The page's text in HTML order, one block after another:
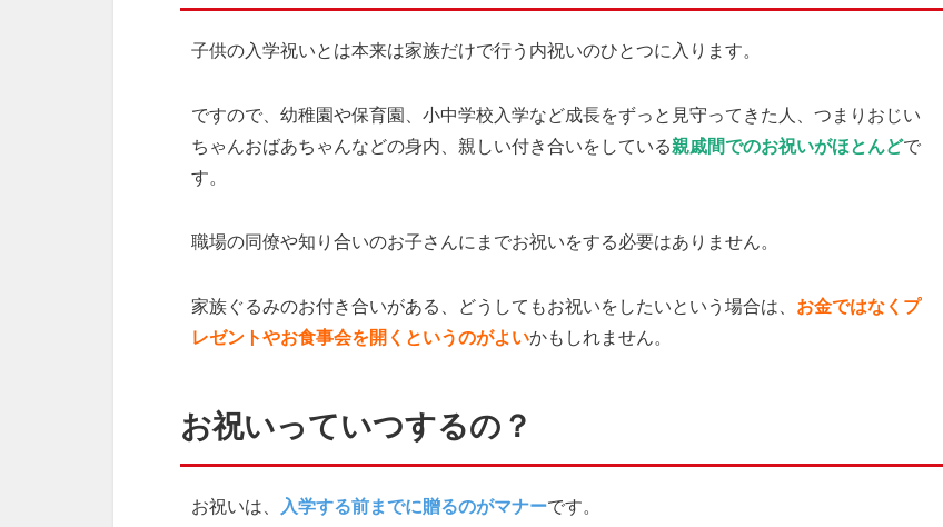
子供の入学祝いとは本来は家族だけで行う内祝いのひとつに入ります。
ですので、幼稚園や保育園、小中学校入学など成長をずっと見守ってきた人、つまりおじい
ちゃんおばあちゃんなどの身内、親しい付き合いをしている親戚間でのお祝いがほとんどで
す。
職場の同僚や知り合いのお子さんにまでお祝いをする必要はありません。
家族ぐるみのお付き合いがある、どうしてもお祝いをしたいという場合は、 お金ではなくプ
レゼントやお食事会を開くというのがよいかもしれません。
お祝いっていつするの？
お祝いは、 入学する前までに贈るのがマナーです。